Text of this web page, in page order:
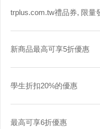
trplus.com.tw禮品券, 限量
新商品最高可享5折優惠
學生折扣20%的優惠
最高可享6折優惠